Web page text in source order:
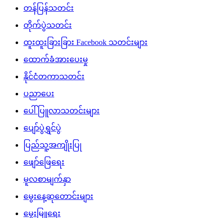
တန်ပြန်သတင်း
တိုက်ပွဲသတင်း
ထူးထူးခြားခြား Facebook သတင်းများ
ထောက်ခံအားပေးမှု
နိုင်ငံတကာသတင်း
ပညာပေး
ပေါ်ပြူလာသတင်းများ
ပျော်ပွဲရွှင်ပွဲ
ပြည်သူ့အကျိုးပြု
ဖျော်ဖြေရေး
မူလစာမျက်နှာ
မွေးနေ့ဆုတောင်းများ
မွေးမြူရေး